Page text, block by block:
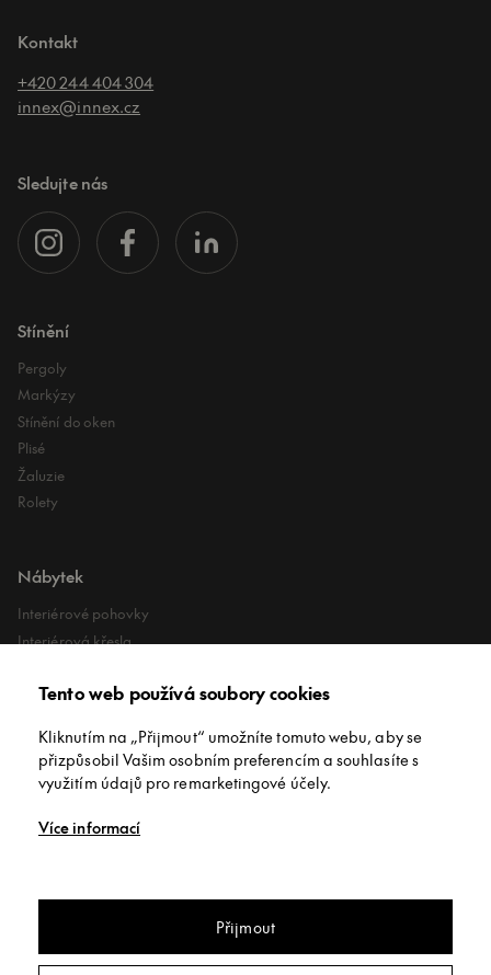
Jídelní stůl rozkládací jídelní stůl
Kontakt
+420 244 404 304
innex@innex.cz
Sledujte nás
Stínění
Pergoly
Markýzy
Stínění do oken
Plisé
Žaluzie
Rolety
Nábytek
Interiérové pohovky
Interiérová křesla
Lehátka
Exteriérové pufy
O společnosti
Tento web používá soubory cookies
Kliknutím na „Přijmout“ umožníte tomuto webu, aby se
přizpůsobil Vašim osobním preferencím a souhlasíte s
využitím údajů pro remarketingové účely.
Více informací
Přijmout